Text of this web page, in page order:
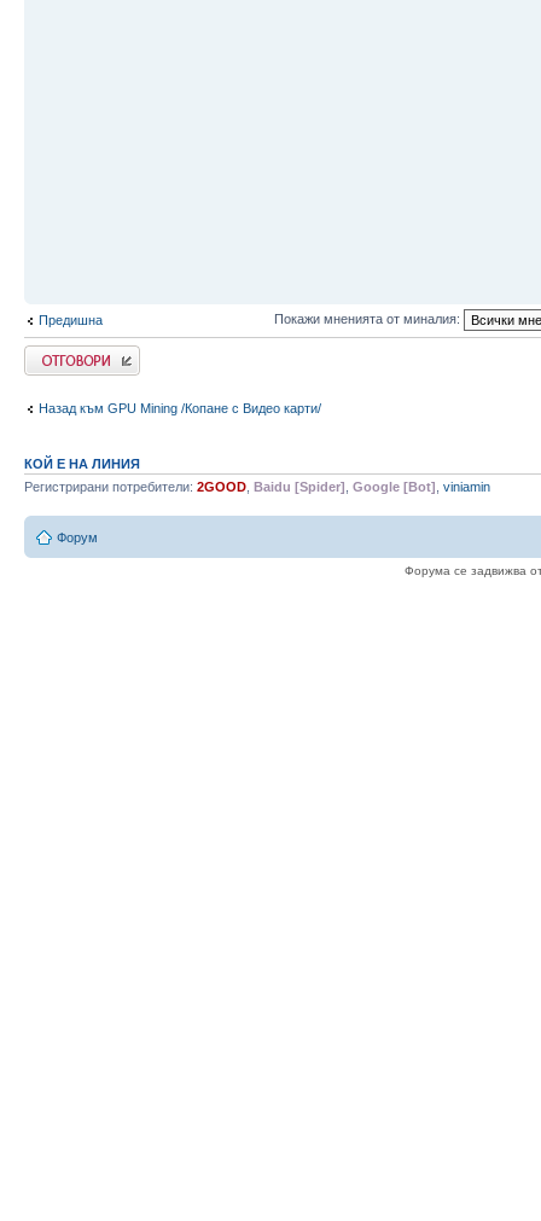
Предишна Покажи мненията от миналия:
Напиши коментар
Назад към GPU Mining /Копане с Видео карти/
КОЙ Е НА ЛИНИЯ
Регистрирани потребители: 2GOOD Baidu [Spider] Google [Bot] viniamin
Форум
Форума се задвижва